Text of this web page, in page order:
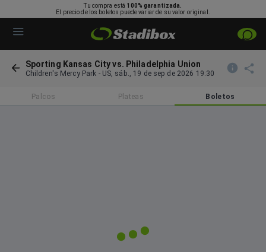
Tu compra está 100% garantizada.
El precio de los boletos puede variar de su valor original.
Sporting Kansas City vs. Philadelphia Union
Children's Mercy Park - US, sáb., 19 de sep de 2026 19:30
Palcos Plateas Boletos